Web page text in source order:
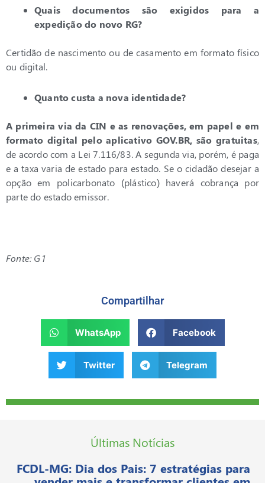
Quais documentos são exigidos para a
expedição do novo RG?
Certidão de nascimento ou de casamento em formato físico
ou digital.
Quanto custa a nova identidade?
A primeira via da CIN e as renovações, em papel e em
formato digital pelo aplicativo GOV.BR, são gratuitas,
de acordo com a Lei 7.116/83. A segunda via, porém, é paga
e a taxa varia de estado para estado. Se o cidadão desejar a
opção em policarbonato (plástico) haverá cobrança por
parte do estado emissor.
Fonte: G1
Compartilhar
WhatsApp Facebook
Twitter Telegram
Últimas Notícias
FCDL-MG: Dia dos Pais: 7 estratégias para